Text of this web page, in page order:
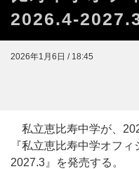
2026.4-
2026年1月6日 / 18:45
私立恵比寿中学が、
『私立恵比寿中学オフ
2027.3』を発売する。